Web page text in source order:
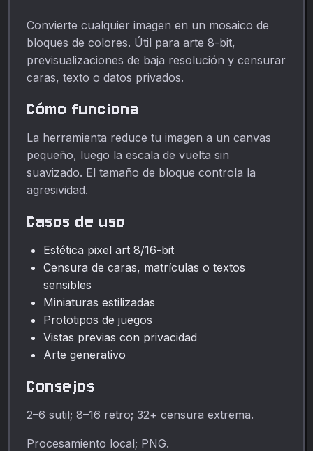
Convierte cualquier imagen en un mosaico de
bloques de colores. Útil para arte 8-bit,
previsualizaciones de baja resolución y censurar
caras, texto o datos privados.
Cómo funciona
La herramienta reduce tu imagen a un canvas
pequeño, luego la escala de vuelta sin
suavizado. El tamaño de bloque controla la
agresividad.
Casos de uso
Estética pixel art 8/16-bit
Censura de caras, matrículas o textos
sensibles
Miniaturas estilizadas
Prototipos de juegos
Vistas previas con privacidad
Arte generativo
Consejos
2–6 sutil; 8–16 retro; 32+ censura extrema.
Procesamiento local; PNG.